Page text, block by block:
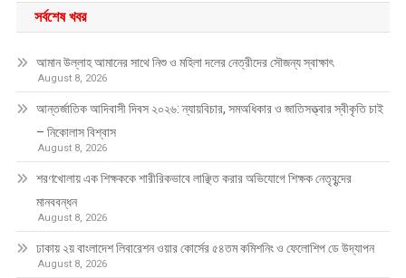
সর্বশেষ খবর
আমান উল্লাহ আমানের সাথে নিশু ও মহিলা দলের নেত্রীদের সৌজন্য স্বাক্ষাৎ
August 8, 2026
আন্তর্জাতিক আদিবাসী দিবস ২০২৬: ন্যায়বিচার, সমঅধিকার ও জাতিসত্ত্বার স্বীকৃতি চাই
– নিকোলাস বিশ্বাস
August 8, 2026
শরণখোলায় এক শিক্ষককে শারীরিকভাবে লাঞ্ছিত করার অভিযোগে শিক্ষক নেতৃবৃন্দের
মানববন্ধন
August 8, 2026
ঢাকায় ২য় বাংলাদেশ লিবারেশন ওয়ার কোর্সের ৫৪তম কমিশনিং ও ফেলোশিপ ডে উদ্‌যাপন
August 8, 2026